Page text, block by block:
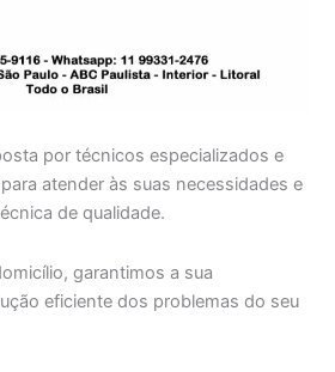
por técnicos especializados e
atender às suas necessidades e
de qualidade.
garantimos a sua
eficiente dos problemas do seu